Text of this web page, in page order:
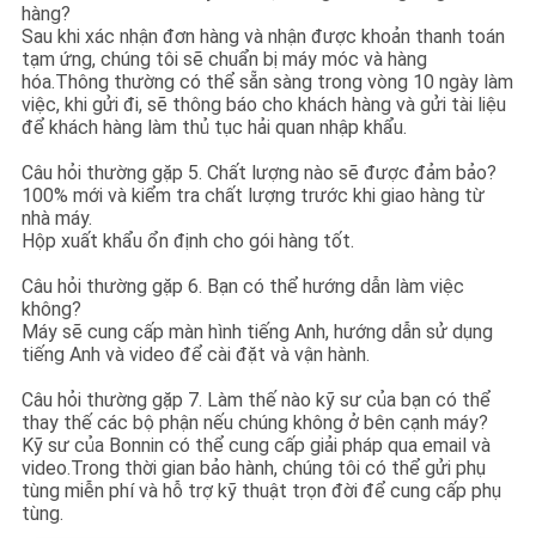
hàng?
Sau khi xác nhận đơn hàng và nhận được khoản thanh toán
tạm ứng, chúng tôi sẽ chuẩn bị máy móc và hàng
hóa.Thông thường có thể sẵn sàng trong vòng 10 ngày làm
việc, khi gửi đi, sẽ thông báo cho khách hàng và gửi tài liệu
để khách hàng làm thủ tục hải quan nhập khẩu.
Câu hỏi thường gặp 5. Chất lượng nào sẽ được đảm bảo?
100% mới và kiểm tra chất lượng trước khi giao hàng từ
nhà máy.
Hộp xuất khẩu ổn định cho gói hàng tốt.
Câu hỏi thường gặp 6. Bạn có thể hướng dẫn làm việc
không?
Máy sẽ cung cấp màn hình tiếng Anh, hướng dẫn sử dụng
tiếng Anh và video để cài đặt và vận hành.
Câu hỏi thường gặp 7. Làm thế nào kỹ sư của bạn có thể
thay thế các bộ phận nếu chúng không ở bên cạnh máy?
Kỹ sư của Bonnin có thể cung cấp giải pháp qua email và
video.Trong thời gian bảo hành, chúng tôi có thể gửi phụ
tùng miễn phí và hỗ trợ kỹ thuật trọn đời để cung cấp phụ
tùng.